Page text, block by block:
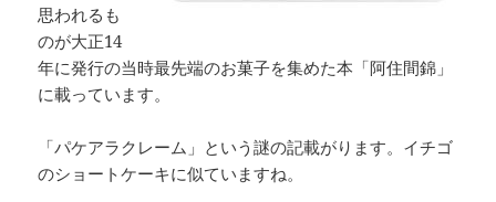
思われるも
のが大正14
年に発行の当時最先端のお菓子を集めた本「阿住間錦」
に載っています。
「パケアラクレーム」という謎の記載がります。イチゴ
のショートケーキに似ていますね。